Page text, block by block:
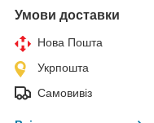
Умови доставки
Нова Пошта
Укрпошта
Самовивіз